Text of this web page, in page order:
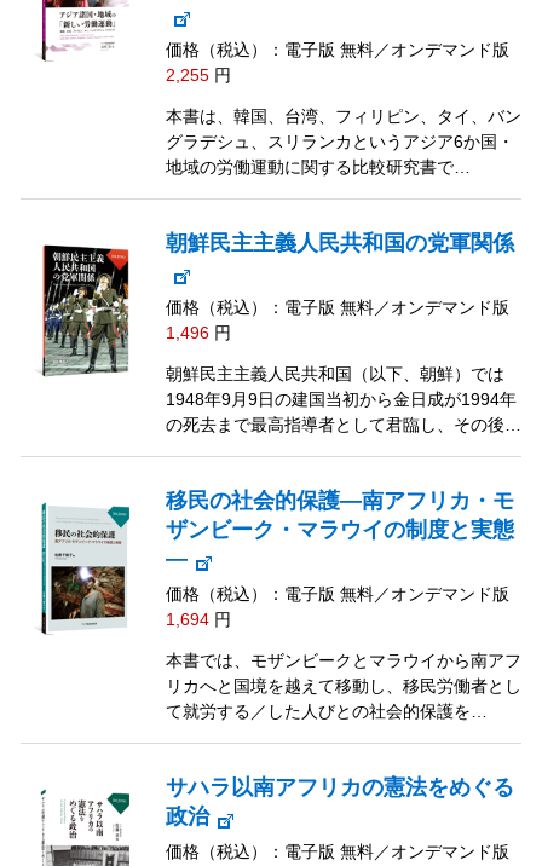
価格（税込）：電子版 無料／オンデマンド版
2,255円
本書は、韓国、台湾、フィリピン、タイ、バン
グラデシュ、スリランカというアジア6か国・
地域の労働運動に関する比較研究書で…
朝鮮民主主義人民共和国の党軍関係
価格（税込）：電子版 無料／オンデマンド版
1,496円
朝鮮民主主義人民共和国（以下、朝鮮）では
1948年9月9日の建国当初から金日成が1994年
の死去まで最高指導者として君臨し、その後…
移民の社会的保護―南アフリカ・モ
ザンビーク・マラウイの制度と実態
―
価格（税込）：電子版 無料／オンデマンド版
1,694円
本書では、モザンビークとマラウイから南アフ
リカへと国境を越えて移動し、移民労働者とし
て就労する／した人びとの社会的保護を…
サハラ以南アフリカの憲法をめぐる
政治
価格（税込）：電子版 無料／オンデマンド版